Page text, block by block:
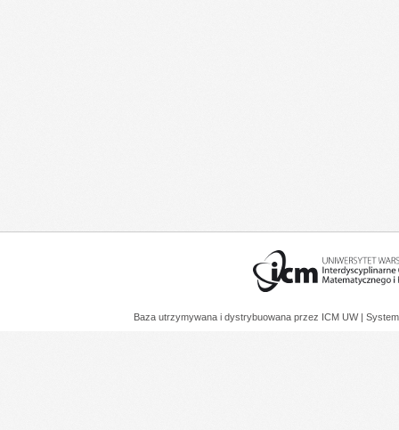
Baza utrzymywana i dystrybuowana przez ICM UW |